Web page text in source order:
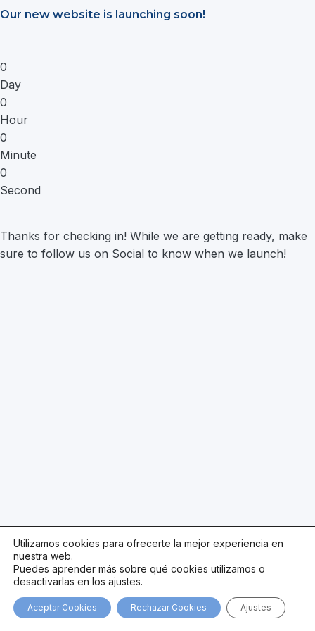
Saltar
Our new website is launching soon!
0
Day
0
Hour
0
Minute
0
Second
Thanks for checking in! While we are getting ready, make
sure to follow us on Social to know when we launch!
Utilizamos cookies para ofrecerte la mejor experiencia en
nuestra web.
Puedes aprender más sobre qué cookies utilizamos o
desactivarlas en los ajustes.
Aceptar Cookies Rechazar Cookies Ajustes